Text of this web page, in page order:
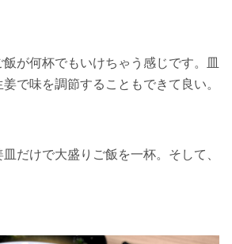
が何杯でもいけちゃう感じです。皿
で味を調節することもできて良い。
だけで大盛りご飯を一杯。そして、